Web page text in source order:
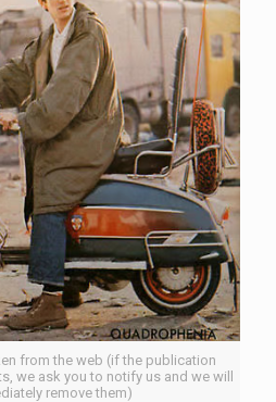
from the web (if the publication
we ask you to notify us and we will
remove them)